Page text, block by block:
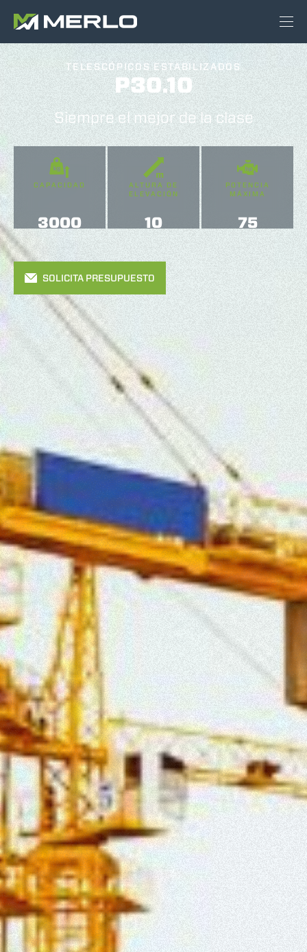
TELESCÓPICOS ESTABILIZADOS
P30.10
Siempre el mejor de la clase
CAPACIDAD
3000
ALTURA DE
ELEVACIÓN
10
POTENCIA
MÁXIMA
75
SOLICITA PRESUPUESTO